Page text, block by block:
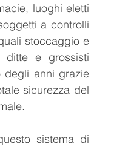
luoghi eletti
a controlli
stoccaggio e
ditte e grossisti
degli anni grazie
sicurezza del
sistema di